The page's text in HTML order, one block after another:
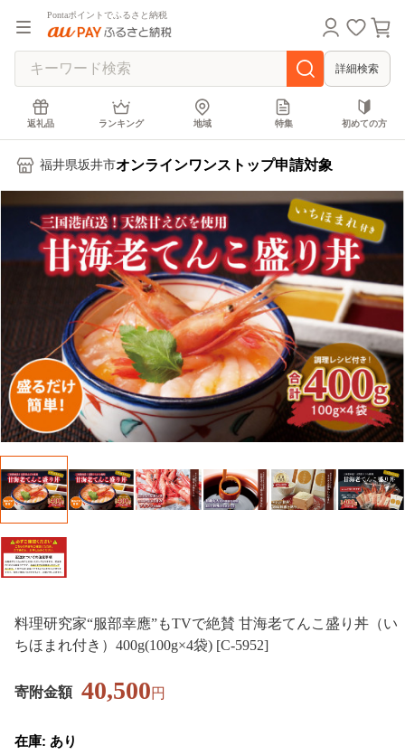
Pontaポイントでふるさと納税
詳細検索
返礼品 ランキング 地域 特集 初めての方
福井県坂井市オンラインワンストップ申請対象
料理研究家“服部幸應”もTVで絶賛 甘海老てんこ盛り丼（い
ちほまれ付き）400g(100g×4袋) [C-5952]
寄附金額 40,500円
在庫: あり